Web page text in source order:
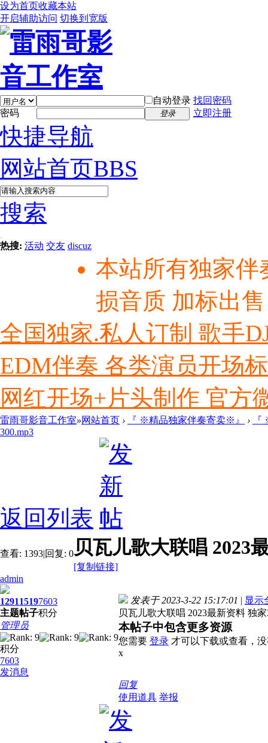
设为首页收藏本站
开启辅助访问 切换到宽版
自动登录 找回密码
密码
登录 立即注册
快捷导航
网站首页BBS
搜索
热搜: 活动 交友 discuz
本站所有独家伴
损音质 加标出
全国独家.私人订制 歌手
EDM伴奏 各类演员开场
网红开场+片头制作 官方
雷雨哥影音工作室»网站首页 › 『 ※精品独家伴奏寄卖※』 ›
300.mp3
返回列表
查看: 1393|回复: 0 贝瓦儿歌大联唱 2023
[复制链接]
admin
1291
主题
1519
帖子
7603
积分
管理员
积分
7603
发消息
发表于 2023-3-22 15:17:01 | 显示
贝瓦儿歌大联唱 2023最新资料 独家
本帖子中包含更多资源
您需要 登录 才可以下载或查看，
x
回复
使用道具 举报